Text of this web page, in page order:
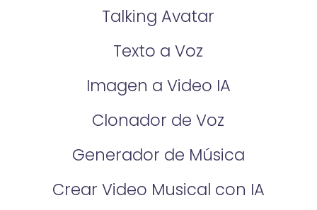
Talking Avatar
Texto a Voz
Imagen a Video IA
Clonador de Voz
Generador de Música
Crear Video Musical con IA